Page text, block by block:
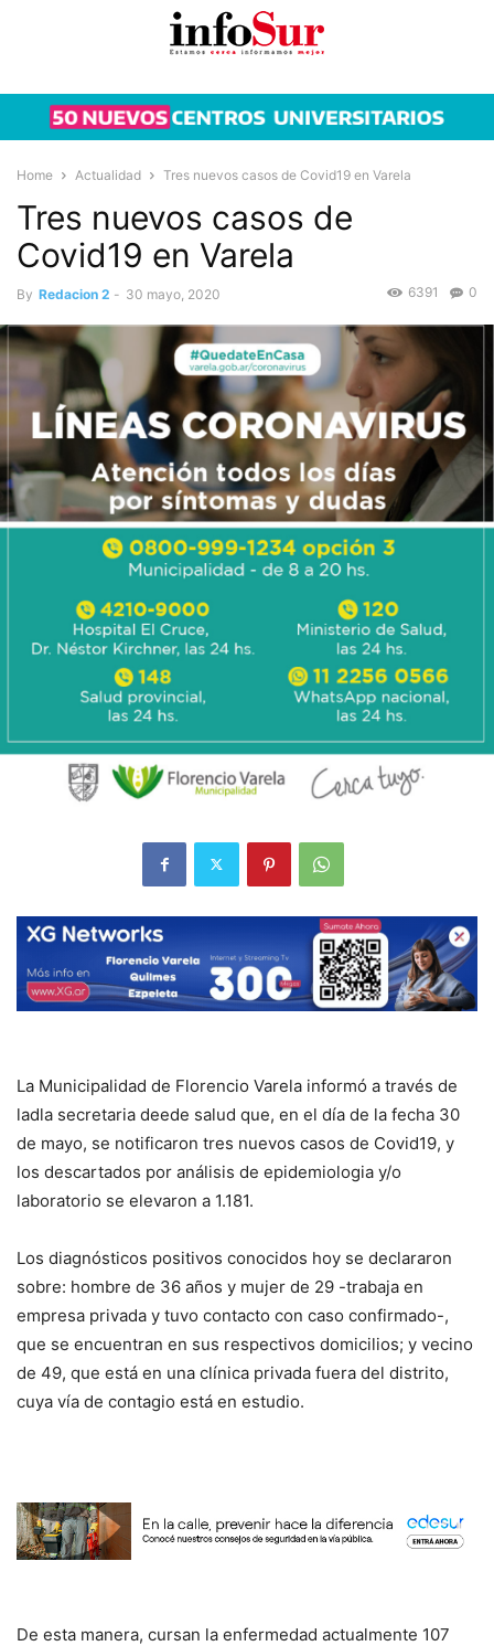
Home Actualidad Tres nuevos casos de Covid19 en Varela
Tres nuevos casos de
Covid19 en Varela
By Redacion 2 - 30 mayo, 2020 0
6391
La Municipalidad de Florencio Varela informó a través de
ladla secretaria deede salud que, en el día de la fecha 30
de mayo, se notificaron tres nuevos casos de Covid19, y
los descartados por análisis de epidemiologia y/o
laboratorio se elevaron a 1.181.
Los diagnósticos positivos conocidos hoy se declararon
sobre: hombre de 36 años y mujer de 29 -trabaja en
empresa privada y tuvo contacto con caso confirmado-,
que se encuentran en sus respectivos domicilios; y vecino
de 49, que está en una clínica privada fuera del distrito,
cuya vía de contagio está en estudio.
De esta manera, cursan la enfermedad actualmente 107